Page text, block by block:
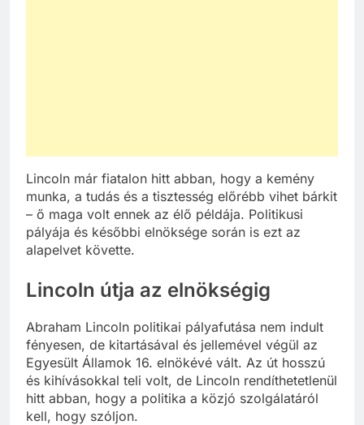
Lincoln már fiatalon hitt abban, hogy a kemény
munka, a tudás és a tisztesség előrébb vihet bárkit
– ő maga volt ennek az élő példája. Politikusi
pályája és későbbi elnöksége során is ezt az
alapelvet követte.
Lincoln útja az elnökségig
Abraham Lincoln politikai pályafutása nem indult
fényesen, de kitartásával és jellemével végül az
Egyesült Államok 16. elnökévé vált. Az út hosszú
és kihívásokkal teli volt, de Lincoln rendíthetetlenül
hitt abban, hogy a politika a közjó szolgálatáról
kell, hogy szóljon.